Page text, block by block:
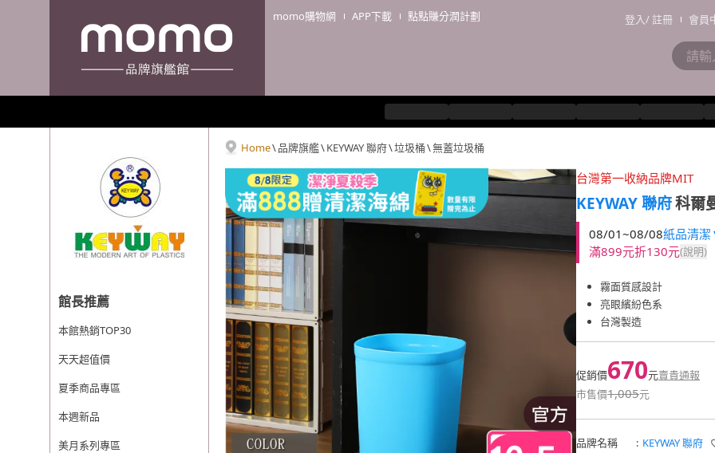
momo購物網 APP下載 點點賺分潤計劃 登入/註冊 會員
館長推薦
本館熱銷TOP30
天天超值價
夏季商品專區
本週新品
美月系列專區
Home\品牌旗艦\KEYWAY 聯府\垃圾桶\無蓋垃圾桶
台灣第一收納品牌MIT
KEYWAY 聯府科爾
08/01~08/08紙品清
滿899元折130元(說明)
霧面質感設計
亮眼繽紛色系
台灣製造
促銷價670元賣貴通報
市售價1,005元
品牌名稱 : KEYWAY 聯府